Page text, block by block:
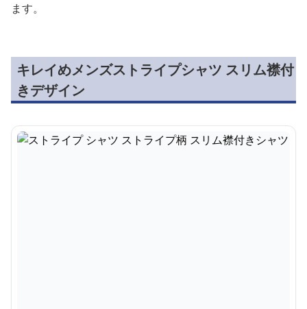
ます。
キレイめメンズストライプシャツ スリム襟付
きデザイン